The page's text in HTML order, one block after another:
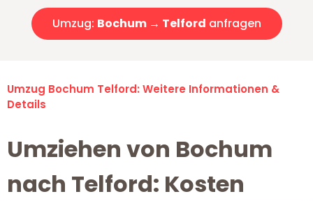
Umzug: Bochum → Telford anfragen
Umzug Bochum Telford: Weitere Informationen &
Details
Umziehen von Bochum
nach Telford: Kosten